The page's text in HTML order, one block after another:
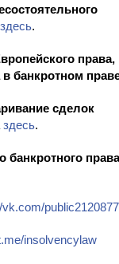
здесь.
банкротном
сделок
здесь.
банкротного
vk.com/
insolvencylaw